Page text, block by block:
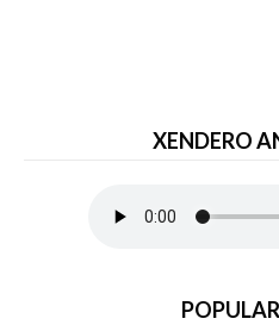
XENDERO